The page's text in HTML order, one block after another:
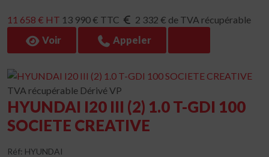
11 658 € HT 13 990 € TTC
2 332 € de TVA récupérable
Voir
Appeler
TVA récupérable Dérivé VP
HYUNDAI I20 III (2) 1.0 T-GDI 100
SOCIETE CREATIVE
Réf: HYUNDAI